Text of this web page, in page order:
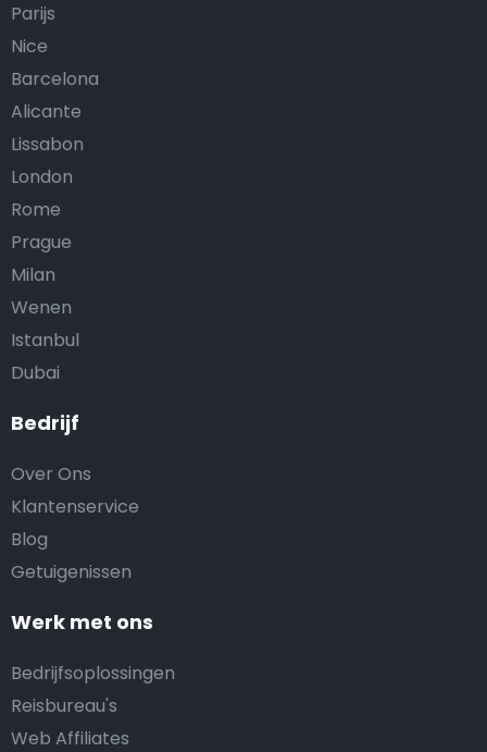
Bedrijf
Over Ons
Klantenservice
Blog
Getuigenissen
Werk met ons
Bedrijfsoplossingen
Reisbureau's
Web Affiliates
Parijs
Nice
Barcelona
Alicante
Lissabon
London
Rome
Prague
Milan
Wenen
Istanbul
Dubai